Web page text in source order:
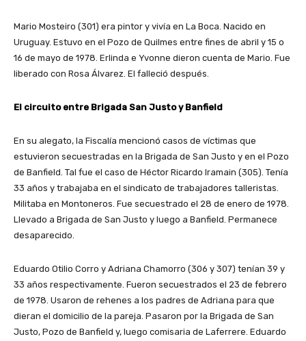
Mario Mosteiro (301) era pintor y vivía en La Boca. Nacido en
Uruguay. Estuvo en el Pozo de Quilmes entre fines de abril y 15 o
16 de mayo de 1978. Erlinda e Yvonne dieron cuenta de Mario. Fue
liberado con Rosa Álvarez. El falleció después.
El circuito entre Brigada San Justo y Banfield
En su alegato, la Fiscalía mencionó casos de víctimas que
estuvieron secuestradas en la Brigada de San Justo y en el Pozo
de Banfield. Tal fue el caso de Héctor Ricardo Iramain (305). Tenía
33 años y trabajaba en el sindicato de trabajadores talleristas.
Militaba en Montoneros. Fue secuestrado el 28 de enero de 1978.
Llevado a Brigada de San Justo y luego a Banfield. Permanece
desaparecido.
Eduardo Otilio Corro y Adriana Chamorro (306 y 307) tenían 39 y
33 años respectivamente. Fueron secuestrados el 23 de febrero
de 1978. Usaron de rehenes a los padres de Adriana para que
dieran el domicilio de la pareja. Pasaron por la Brigada de San
Justo, Pozo de Banfield y, luego comisaria de Laferrere. Eduardo